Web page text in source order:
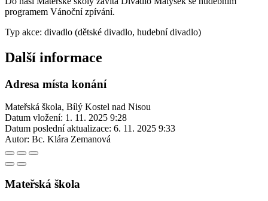
programem Vánoční zpívání.
Typ akce: divadlo (dětské divadlo, hudební divadlo)
Další informace
Adresa místa konání
Mateřská škola, Bílý Kostel nad Nisou
Datum vložení: 1. 11. 2025 9:28
Datum poslední aktualizace: 6. 11. 2025 9:33
Autor: Bc. Klára Zemanová
Mateřská škola